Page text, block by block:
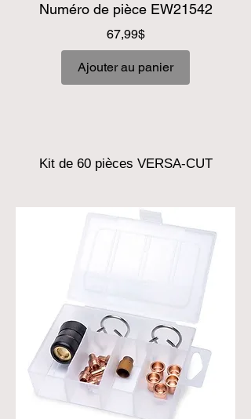
Numéro de pièce EW21542
67,99$Prix
Ajouter au panier
Kit de 60 pièces VERSA-CUT